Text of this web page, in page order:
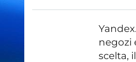
negozi
scelta,